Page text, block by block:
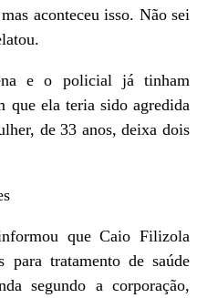
aconteceu isso. Não sei
e o policial já tinham
que ela teria sido agredida
de 33 anos, deixa dois
que Caio Filizola
para tratamento de saúde
segundo a corporação,